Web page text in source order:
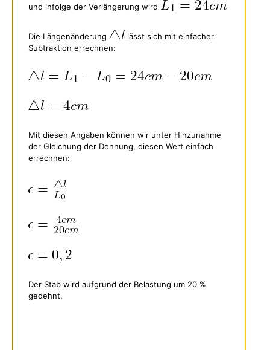
und infolge der Verlängerung wird
Die Längenänderung
lässt sich mit einfacher
Subtraktion errechnen:
Mit diesen Angaben können wir unter Hinzunahme
der Gleichung der Dehnung, diesen Wert einfach
errechnen:
Der Stab wird aufgrund der Belastung um 20 %
gedehnt.